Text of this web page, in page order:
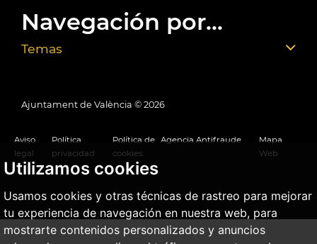
Utilizamos cookies
Usamos cookies y otras técnicas de rastreo para mejorar
tu experiencia de navegación en nuestra web, para
mostrarte contenidos personalizados y anuncios
Navegación por...
Temas
Ajuntament de València © 2026
Aviso
legal
Política
privacidad
Política de
cookies
Agencia Antifraude
Mapa
Web